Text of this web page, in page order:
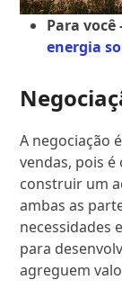
Para
energia
A negociação
vendas, pois
construir um
ambas as
necessidades
para
agreguem